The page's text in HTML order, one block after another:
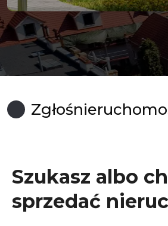
Zgłoś
Szukasz albo
sprzedać